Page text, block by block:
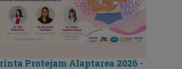
Protejam Alaptarea 2026 -